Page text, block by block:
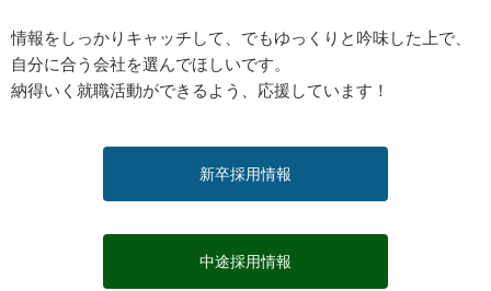
情報をしっかりキャッチして、でもゆっくりと吟味した上で、
自分に合う会社を選んでほしいです。
納得いく就職活動ができるよう、応援しています！
新卒採用情報
中途採用情報